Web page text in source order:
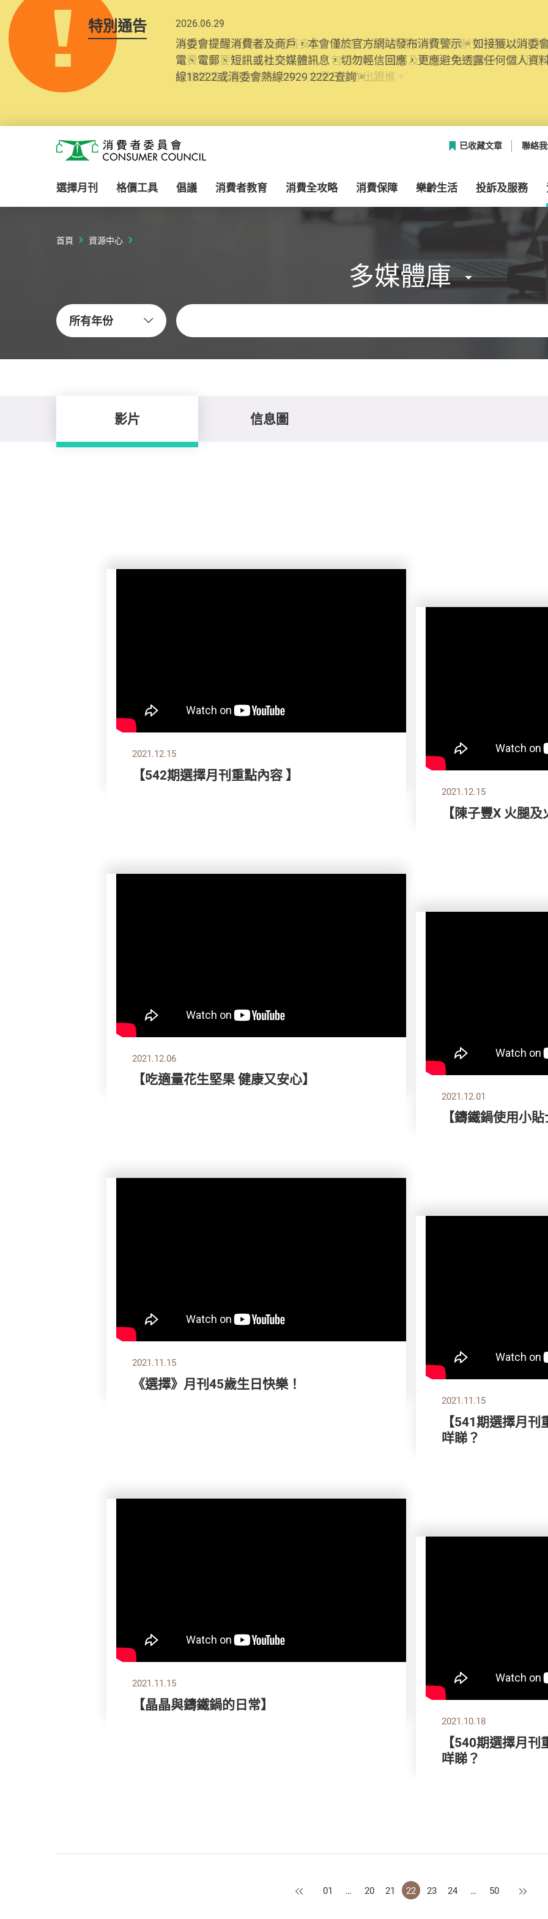
特別通告 2025.10.31
為提升使用者體驗及網絡安全，本會的投訴處理系統已經進行升級及推出
消費者需要提供基本聯絡資料（包括姓名、電郵及電話）註冊帳戶，才可提
紀錄將清晰整合於帳戶中，方便日後作出跟進。
消費者委員會
已收藏文章 聯絡
選擇月刊 格價工具 倡議 消費者教育 消費全攻略 消費保障 樂齡生活 投訴及服務
首頁 資源中心
多媒體庫
所有年份
關鍵字
影片 信息圖
2021.12.15
【542期選擇月刊重點內容 】
2021.12.15
【陳子豐X 火腿
2021.12.06
【吃適量花生堅果 健康又安心】
2021.12.01
【鑄鐵鍋使用小
2021.11.15
《選擇》月刊45歲生日快樂！
2021.11.15
【541期選擇月
咩睇？
2021.11.15
【晶晶與鑄鐵鍋的日常】
2021.10.18
【540期選擇月
咩睇？
上一頁
01 … 20 21 22 23 24 … 50 下一頁